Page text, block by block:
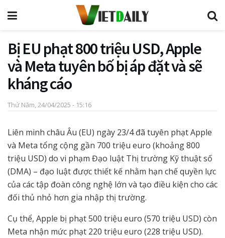
Bị EU phạt 800 triệu USD, Apple
và Meta tuyên bố bị áp đặt và sẽ
kháng cáo
Thứ Năm, 24/04/2025 - 15:16
Liên minh châu Âu (EU) ngày 23/4 đã tuyên phạt Apple
và Meta tổng cộng gần 700 triệu euro (khoảng 800
triệu USD) do vi phạm Đạo luật Thị trường Kỹ thuật số
(DMA) – đạo luật được thiết kế nhằm hạn chế quyền lực
của các tập đoàn công nghệ lớn và tạo điều kiện cho các
đối thủ nhỏ hơn gia nhập thị trường.
Cụ thể, Apple bị phạt 500 triệu euro (570 triệu USD) còn
Meta nhận mức phạt 220 triệu euro (228 triệu USD).